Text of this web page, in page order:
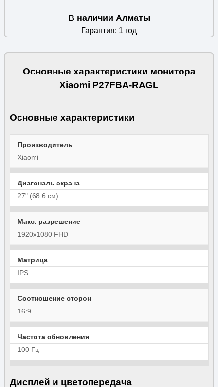
В наличии Алматы
Гарантия: 1 год
Основные характеристики монитора
Xiaomi P27FBA-RAGL
Основные характеристики
Производитель
Xiaomi
Диагональ экрана
27" (68.6 см)
Макс. разрешение
1920x1080 FHD
Матрица
IPS
Соотношение сторон
16:9
Частота обновления
100 Гц
Дисплей и цветопередача